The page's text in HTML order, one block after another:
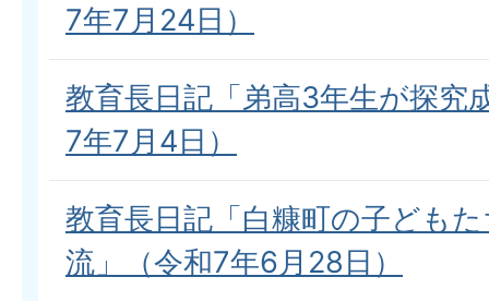
7年7月24日）
教育長日記「弟高3年生が探究
7年7月4日）
教育長日記「白糠町の子ども
流」（令和7年6月28日）